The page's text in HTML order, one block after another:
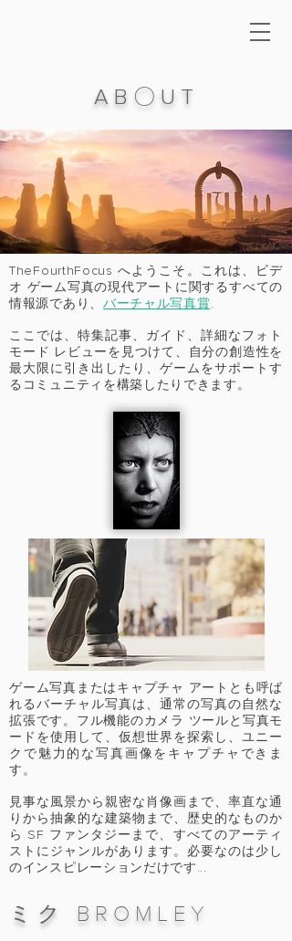
AB 〇 UT
TheFourthFocus へようこそ。これは、ビデ
オ ゲーム写真の現代アートに関するすべての
情報源であり、 バーチャル写真賞.
ここでは、特集記事、ガイド、詳細なフォト
モード レビューを見つけて、自分の創造性を
最大限に引き出したり、ゲームをサポートす
るコミュニティを構築したりできます。
ゲーム写真またはキャプチャ アートとも呼ば
れるバーチャル写真は、通常の写真の自然な
拡張です。フル機能のカメラ ツールと写真モ
ードを使用して、仮想世界を探索し、ユニー
クで魅力的な写真画像をキャプチャできま
す。
見事な風景から親密な肖像画まで、率直な通
りから抽象的な建築物まで、歴史的なものか
ら SF ファンタジーまで、すべてのアーティ
ストにジャンルがあります。必要なのは少し
のインスピレーションだけです...
ミク BRO MLEY